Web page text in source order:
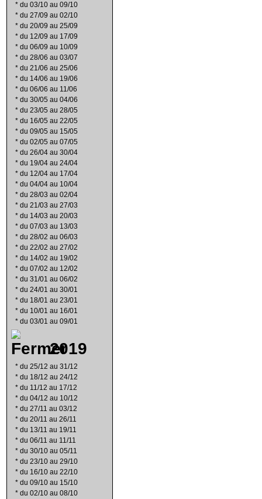
* du 03/10 au 09/10
* du 27/09 au 02/10
* du 20/09 au 25/09
* du 12/09 au 17/09
* du 06/09 au 10/09
* du 28/06 au 03/07
* du 21/06 au 25/06
* du 14/06 au 19/06
* du 06/06 au 11/06
* du 30/05 au 04/06
* du 23/05 au 28/05
* du 16/05 au 22/05
* du 09/05 au 15/05
* du 02/05 au 07/05
* du 26/04 au 30/04
* du 19/04 au 24/04
* du 12/04 au 17/04
* du 04/04 au 10/04
* du 28/03 au 02/04
* du 21/03 au 27/03
* du 14/03 au 20/03
* du 07/03 au 13/03
* du 28/02 au 06/03
* du 22/02 au 27/02
* du 14/02 au 19/02
* du 07/02 au 12/02
* du 31/01 au 06/02
* du 24/01 au 30/01
* du 18/01 au 23/01
* du 10/01 au 16/01
* du 03/01 au 09/01
2019
* du 25/12 au 31/12
* du 18/12 au 24/12
* du 11/12 au 17/12
* du 04/12 au 10/12
* du 27/11 au 03/12
* du 20/11 au 26/11
* du 13/11 au 19/11
* du 06/11 au 11/11
* du 30/10 au 05/11
* du 23/10 au 29/10
* du 16/10 au 22/10
* du 09/10 au 15/10
* du 02/10 au 08/10